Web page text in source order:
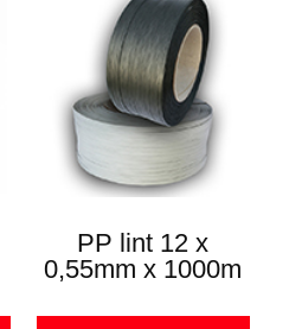
PP lint 12 x
0,55mm x 1000m